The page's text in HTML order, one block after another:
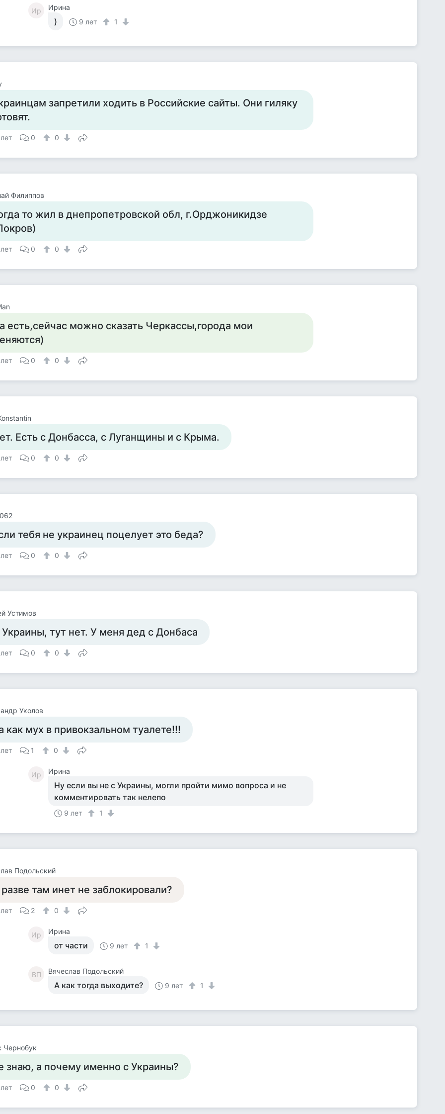
Ир Ирина
) 9 лет 1
запретили ходить в Российские сайты. Они гиляку
0 0
Филиппов
то жил в днепропетровской обл, г.Орджоникидзе
0 0
есть,сейчас можно сказать Черкассы,города мои
0 0
Есть с Донбасса, с Луганщины и с Крыма.
0 0
тебя не украинец поцелует это беда?
0 0
Устимов
тут нет. У меня дед с Донбаса
0 0
Уколов
как мух в привокзальном туалете!!!
1 0
Ир Ирина
Ну если вы не с Украины, могли пройти мимо вопроса и не
комментировать так нелепо
9 лет 1
Подольский
там инет не заблокировали?
2 0
Ир Ирина
от части 9 лет 1
ВП Вячеслав Подольский
А как тогда выходите? 9 лет 1
Чернобук
знаю, а почему именно с Украины?
0 0